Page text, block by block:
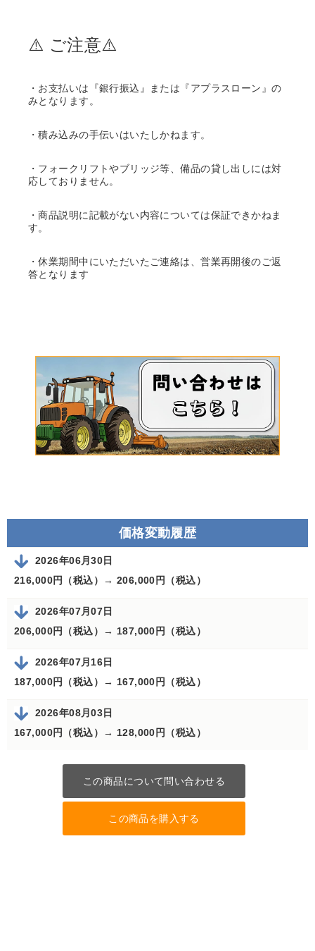
⚠️ ご注意⚠️
・お支払いは『銀行振込』または『アプラスローン』の
みとなります。
・積み込みの手伝いはいたしかねます。
・フォークリフトやブリッジ等、備品の貸し出しには対
応しておりません。
・商品説明に記載がない内容については保証できかねま
す。
・休業期間中にいただいたご連絡は、営業再開後のご返
答となります
価格変動履歴
2026年06月30日
216,000円（税込）→ 206,000円（税込）
2026年07月07日
206,000円（税込）→ 187,000円（税込）
2026年07月16日
187,000円（税込）→ 167,000円（税込）
2026年08月03日
167,000円（税込）→ 128,000円（税込）
この商品について問い合わせる
この商品を購入する